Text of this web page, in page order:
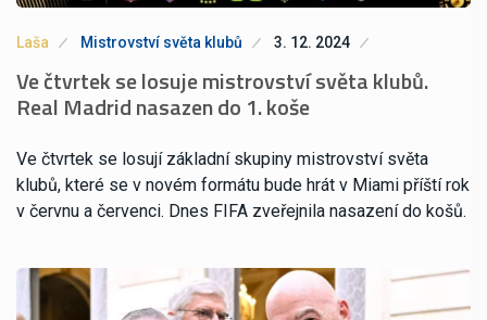
Laša Mistrovství světa klubů 3. 12. 2024
Ve čtvrtek se losuje mistrovství světa klubů.
Real Madrid nasazen do 1. koše
Ve čtvrtek se losují základní skupiny mistrovství světa
klubů, které se v novém formátu bude hrát v Miami příští rok
v červnu a červenci. Dnes FIFA zveřejnila nasazení do košů.